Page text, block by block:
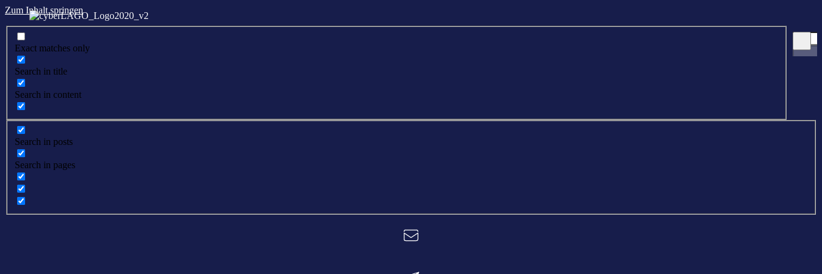
Zum Inhalt springen
Exact matches only
Search in title
Search in content
Search in posts
Search in pages